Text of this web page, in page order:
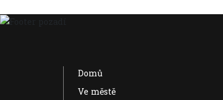
Domů
Ve městě